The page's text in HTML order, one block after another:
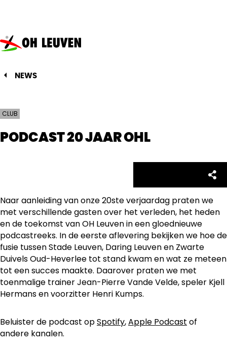
Oud-
Heverlee
Leuven
NEWS
CLUB
PODCAST 20 JAAR OHL
Naar aanleiding van onze 20ste verjaardag praten we
met verschillende gasten over het verleden, het heden
en de toekomst van OH Leuven in een gloednieuwe
podcastreeks. In de eerste aflevering bekijken we hoe de
fusie tussen Stade Leuven, Daring Leuven en Zwarte
Duivels Oud-Heverlee tot stand kwam en wat ze meteen
tot een succes maakte. Daarover praten we met
toenmalige trainer Jean-Pierre Vande Velde, speler Kjell
Hermans en voorzitter Henri Kumps.
Beluister de podcast opSpotify,Apple Podcast of
andere kanalen.